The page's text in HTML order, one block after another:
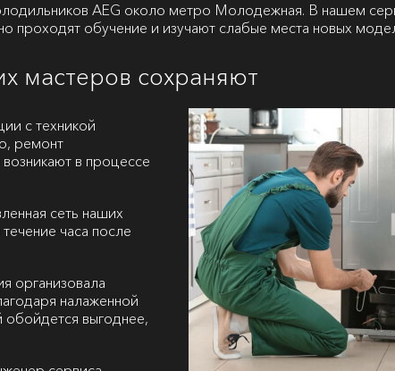
AEG около метро Молодежная. В нашем
проходят обучение и изучают слабые места новых
мастеров сохраняют
с техникой
ремонт
в процессе
сеть наших
часа после
организовала
налаженной
обойдется выгоднее,